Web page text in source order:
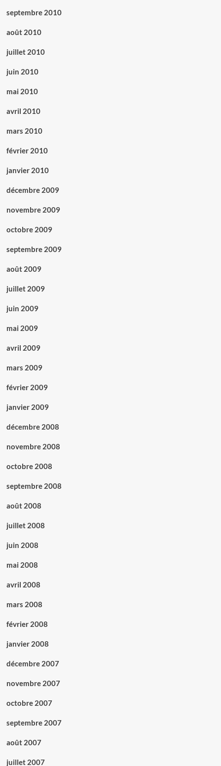
septembre 2010
août 2010
juillet 2010
juin 2010
mai 2010
avril 2010
mars 2010
février 2010
janvier 2010
décembre 2009
novembre 2009
octobre 2009
septembre 2009
août 2009
juillet 2009
juin 2009
mai 2009
avril 2009
mars 2009
février 2009
janvier 2009
décembre 2008
novembre 2008
octobre 2008
septembre 2008
août 2008
juillet 2008
juin 2008
mai 2008
avril 2008
mars 2008
février 2008
janvier 2008
décembre 2007
novembre 2007
octobre 2007
septembre 2007
août 2007
juillet 2007